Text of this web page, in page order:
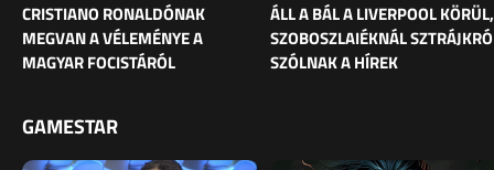
CRISTIANO RONALDÓNAK
MEGVAN A VÉLEMÉNYE A
MAGYAR FOCISTÁRÓL
ÁLL A BÁL A LIVERPOOL KÖRÜL,
SZOBOSZLAIÉKNÁL
SZÓLNAK A HÍREK
GAMESTAR